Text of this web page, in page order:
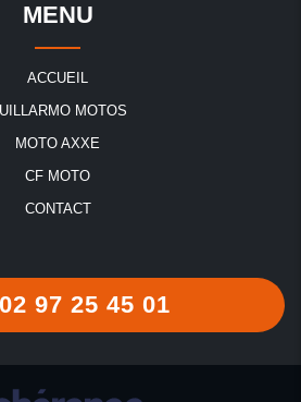
MENU
ACCUEIL
MOTOS
MOTO AXXE
CF MOTO
CONTACT
02 97 25 45 01